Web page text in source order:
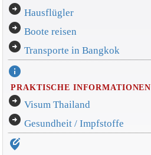
arrow_circle_right Hausflügler
arrow_circle_right Boote reisen
arrow_circle_right Transporte in Bangkok
info
PRAKTISCHE INFORMATIONEN
arrow_circle_right Visum Thailand
arrow_circle_right Gesundheit / Impfstoffe
edit_location_alt